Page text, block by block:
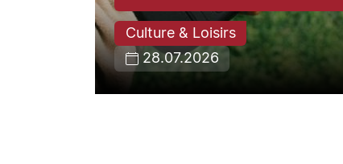
Culture & Loisirs
28.07.2026